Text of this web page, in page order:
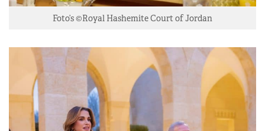
Foto’s ©Royal Hashemite Court of Jordan